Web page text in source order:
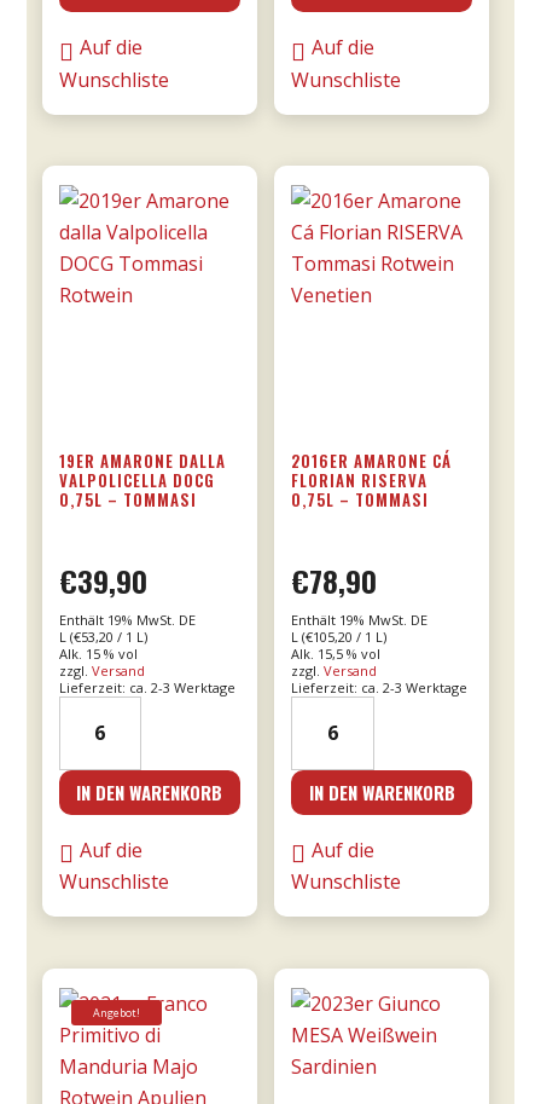
riserva
0,75l
Auf die
Wunschliste
notte
DOC
Donnafugata
Menge
Auf die
Wunschliste
19ER AMARONE DALLA
VALPOLICELLA DOCG
0,75L – TOMMASI
€39,90
Enthält 19% MwSt. DE
L (€53,20 / 1 L)
Alk. 15 % vol
zzgl. Versand
Lieferzeit: ca. 2-3 Werktage
Amarone
dalla
Valpolicella
DOCG
0,75l
Menge
IN DEN WARENKORB
Auf die
Wunschliste
2016ER AMARONE CÁ
FLORIAN RISERVA
0,75L – TOMMASI
€78,90
Enthält 19% MwSt. DE
L (€105,20 / 1 L)
Alk. 15,5 % vol
zzgl.Versand
Lieferzeit: ca. 2-3 Werktage
Amarone
Cá
Florian
RISERVA
0,75l
Menge
IN DEN WARENKORB
Auf die
Wunschliste
Angebot!